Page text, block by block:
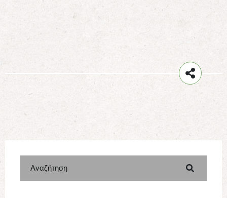
Αναζήτηση